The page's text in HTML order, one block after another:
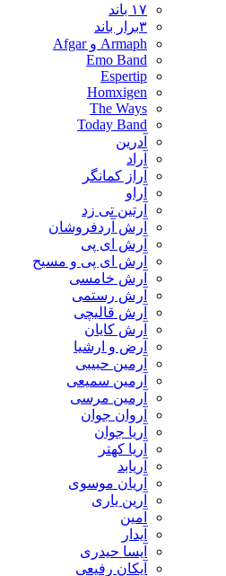
۱۷ باند
۳برار باند
Armaph و Afgar
Emo Band
Espertip
Homxigen
The Ways
Today Band
آدرین
آراد
آراز کمانگر
آراو
آرتین تی زد
آرش آردفروشان
آرش ای پی
آرش ای پی و مسیح
آرش خامسی
آرش رستمی
آرش قالیچی
آرش کایان
​آرض و ارشیا
آرمین حبیبی
آرمین سمیعی
آرمین مرسی
آروان جوان
آریا جوان
آریا کهتر
آریابد
آریان موسوی
آرین یاری
آمین
آیدار
آیسا حیدری
آیکان رفیعی